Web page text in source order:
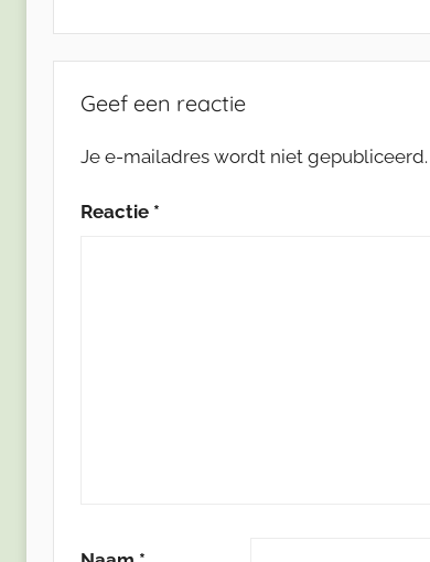
Geef een reactie
Je e-mailadres wordt niet gepubliceerd.
Reactie *